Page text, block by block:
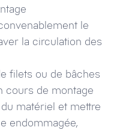
le
la circulation des
filets ou de bâches
cours de montage
matériel et mettre
endommagée,